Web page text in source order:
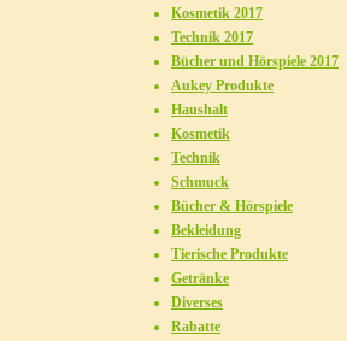
Kosmetik 2017
Technik 2017
Bücher und Hörspiele 2017
Aukey Produkte
Haushalt
Kosmetik
Technik
Schmuck
Bücher & Hörspiele
Bekleidung
Tierische Produkte
Getränke
Diverses
Rabatte